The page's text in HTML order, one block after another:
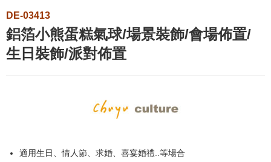
DE-03413
鋁箔小熊蛋糕氣球/場景裝飾/會場佈置/
生日裝飾/派對佈置
適用生日、情人節、求婚、喜宴婚禮..等場合